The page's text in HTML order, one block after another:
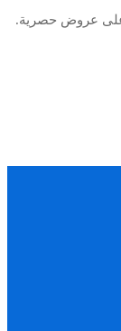
على عروض حصرية.